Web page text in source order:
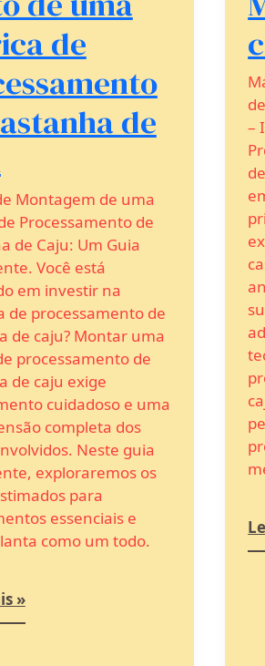
de
de
Montagem de uma
Processamento de
de Caju: Um Guia
Você está
em investir na
de processamento de
de caju? Montar uma
processamento de
de caju exige
cuidadoso e uma
completa dos
Neste guia
exploraremos os
para
essenciais e
como um todo.
»
–